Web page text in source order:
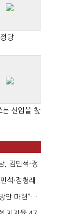
당
는 신입을 찾
, 김민석-정
석·정청래
안 마련”…